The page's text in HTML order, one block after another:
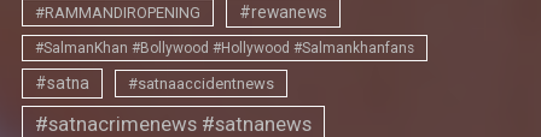
#RAMMANDIROPENING #rewanews
#SalmanKhan #Bollywood #Hollywood #Salmankhanfans
#satna #satnaaccidentnews
#satnacrimenews #satnanews